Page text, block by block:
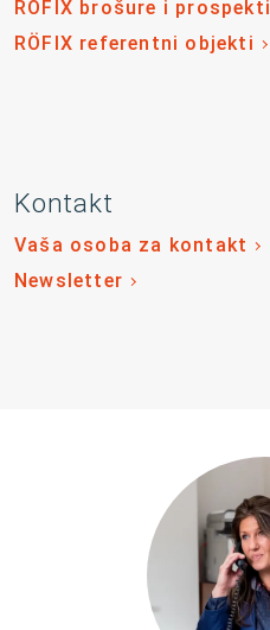
RÖFIX brošure i prospekti
RÖFIX referentni objekti
Kontakt
Vaša osoba za kontakt
Newsletter